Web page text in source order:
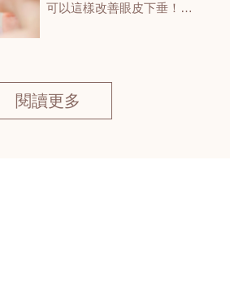
可以這樣改善眼皮下垂！而
閱讀更多